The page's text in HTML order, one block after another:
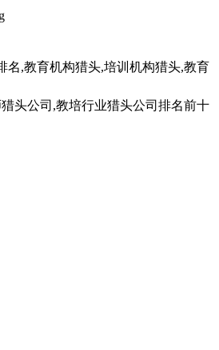
名,教育机构猎头,培训机构猎头,教育
头公司,教培行业猎头公司排名前十